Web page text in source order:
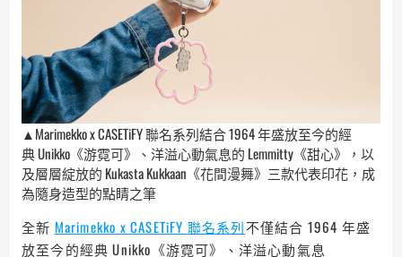
▲Marimekko x CASETiFY 聯名系列結合 1964 年盛放至今的經
典 Unikko《游霓可》、洋溢心動氣息的 Lemmitty《甜心》，以
及層層綻放的 Kukasta Kukkaan《花間漫舞》三款代表印花，成
為隨身造型的點睛之筆
全新 Marimekko x CASETiFY 聯名系列不僅結合 1964 年盛
放至今的經典 Unikko《游霓可》、洋溢心動氣息